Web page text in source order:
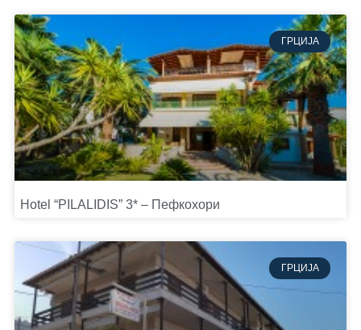
ГРЦИЈА
Hotel “PILALIDIS” 3* – Пефкохори
ГРЦИЈА